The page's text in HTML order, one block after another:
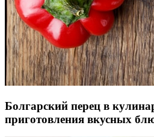
Болгарский перец в
приготовления вкусных